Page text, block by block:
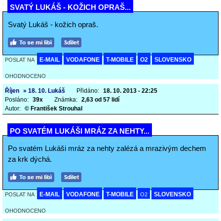
SVATÝ LUKÁŠ - KOŽICH OPRAŠ...
Svatý Lukáš - kožich opraš.
POSLAT NA E-MAIL VODAFONE T-MOBILE O2 SLOVENSKO
OHODNOCENO
Říjen » 18. 10. Lukáš Přidáno: 18. 10. 2013 - 22:25
Posláno: 39x Známka: 2,63 od 57 lidí
Autor: © František Strouhal
PO SVATÉM LUKÁŠI MRÁZ ZA NEHTY...
Po svatém Lukáši mráz za nehty zalézá a mrazivým dechem
za krk dýchá.
POSLAT NA E-MAIL VODAFONE T-MOBILE O2 SLOVENSKO
OHODNOCENO